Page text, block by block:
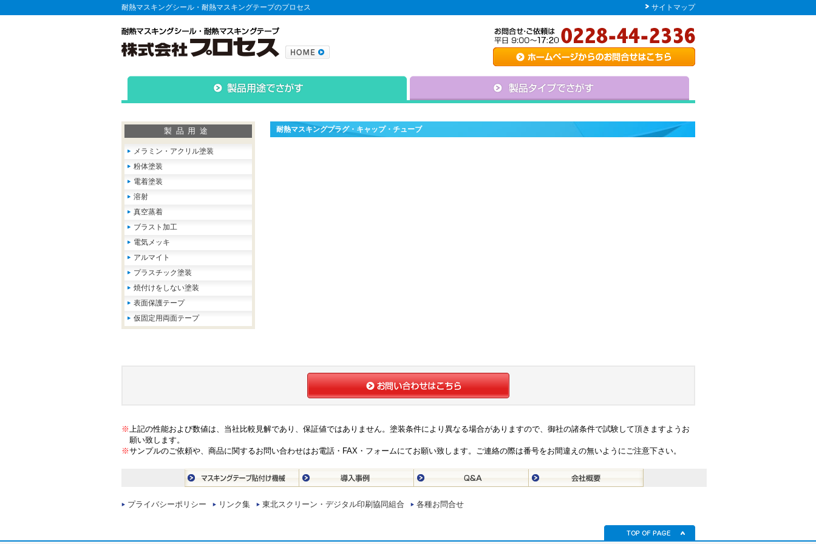
耐熱マスキングシール・耐熱マスキングテープのプロセス サイトマップ
製品用途
メラミン・アクリル塗装
粉体塗装
電着塗装
溶射
真空蒸着
ブラスト加工
電気メッキ
アルマイト
プラスチック塗装
焼付けをしない塗装
表面保護テープ
仮固定用両面テープ
耐熱マスキングプラグ・キャップ・チューブ
※上記の性能および数値は、当社比較見解であり、保証値ではありません。塗装条件により異なる場合がありますので、御社の諸条件で試験して頂きますようお
願い致します。
※サンプルのご依頼や、商品に関するお問い合わせはお電話・FAX・フォームにてお願い致します。ご連絡の際は番号をお間違えの無いようにご注意下さい。
プライバシーポリシー リンク集 東北スクリーン・デジタル印刷協同組合 各種お問合せ